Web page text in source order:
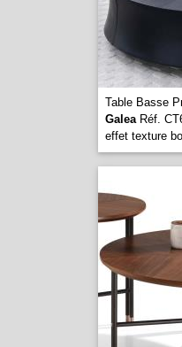
Table Basse
GaleaRéf.
effet texture